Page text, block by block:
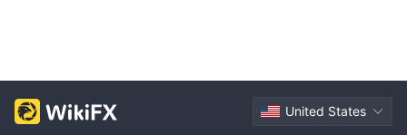
United States